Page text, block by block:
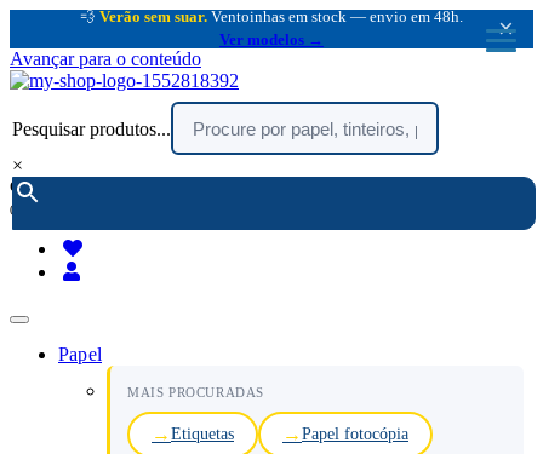
💨 Verão sem suar. Ventoinhas em stock — envio em 48h.
Ver modelos →
×
Avançar para o conteúdo
Pesquisar produtos...
×
encomendar por telefone :
(chamada rede fixa nacional)
Papel
MAIS PROCURADAS
Etiquetas Papel fotocópia